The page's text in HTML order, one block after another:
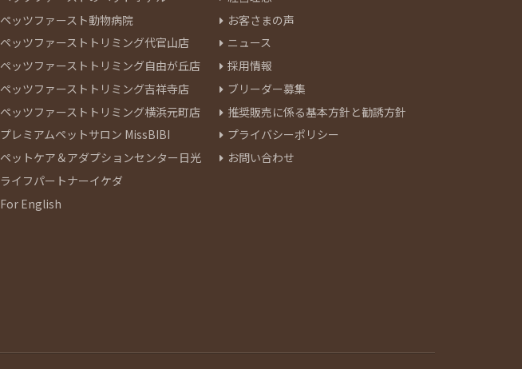
ペッツファースト動物病院
ペッツファーストトリミング代官山店
ペッツファーストトリミング自由が丘店
ペッツファーストトリミング吉祥寺店
ペッツファーストトリミング横浜元町店
プレミアムペットサロン MissBIBI
ペットケア＆アダプションセンター日光
ライフパートナーイケダ
For English
お客さまの声
ニュース
採用情報
ブリーダー募集
推奨販売に係る基本方針と勧誘方針
プライバシーポリシー
お問い合わせ